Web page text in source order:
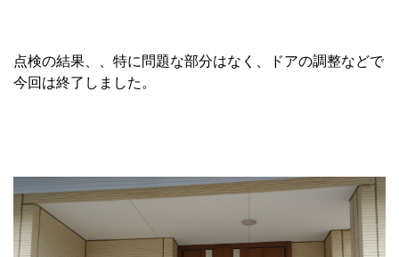
点検の結果、、特に問題な部分はなく、ドアの調整などで
今回は終了しました。